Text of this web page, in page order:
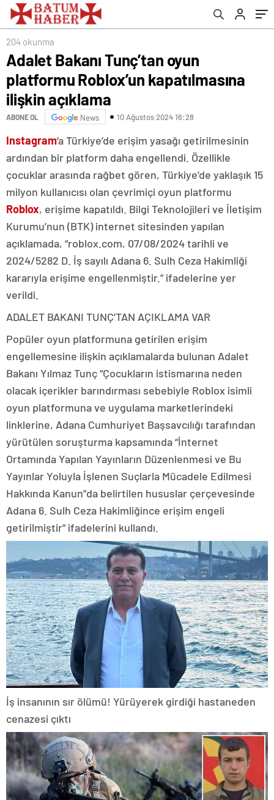
204 okunma
Adalet Bakanı Tunç’tan oyun
platformu Roblox’un kapatılmasına
ilişkin açıklama
ABONE OL News 10 Ağustos 2024 16:28
Instagram‘a Türkiye’de erişim yasağı getirilmesinin
ardından bir platform daha engellendi. Özellikle
çocuklar arasında rağbet gören, Türkiye’de yaklaşık 15
milyon kullanıcısı olan çevrimiçi oyun platformu
Roblox, erişime kapatıldı. Bilgi Teknolojileri ve İletişim
Kurumu’nun (BTK) internet sitesinden yapılan
açıklamada, “roblox.com, 07/08/2024 tarihli ve
2024/5282 D. İş sayılı Adana 6. Sulh Ceza Hakimliği
kararıyla erişime engellenmiştir.” ifadelerine yer
verildi.
ADALET BAKANI TUNÇ’TAN AÇIKLAMA VAR
Popüler oyun platformuna getirilen erişim
engellemesine ilişkin açıklamalarda bulunan Adalet
Bakanı Yılmaz Tunç “Çocukların istismarına neden
olacak içerikler barındırması sebebiyle Roblox isimli
oyun platformuna ve uygulama marketlerindeki
linklerine, Adana Cumhuriyet Başsavcılığı tarafından
yürütülen soruşturma kapsamında “İnternet
Ortamında Yapılan Yayınların Düzenlenmesi ve Bu
Yayınlar Yoluyla İşlenen Suçlarla Mücadele Edilmesi
Hakkında Kanun”da belirtilen hususlar çerçevesinde
Adana 6. Sulh Ceza Hakimliğince erişim engeli
getirilmiştir” ifadelerini kullandı.
İş insanının sır ölümü! Yürüyerek girdiği hastaneden
cenazesi çıktı
ettiler